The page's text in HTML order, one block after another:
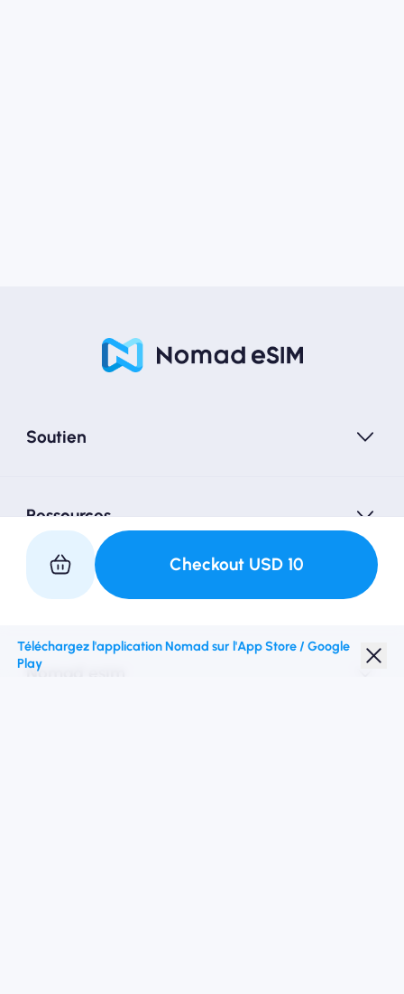
Checkout USD 10
Soutien
Ressources
Partenariat avec nous
Nomad esim
Téléchargez l'application Nomad sur l'App Store / Google
Play